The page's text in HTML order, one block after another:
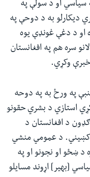
سیاسي او د سولې په
دیکارلو به د دوحې په
او د دغې غونډې یوه
سره هم په افغانستان
وکړي.
په ورځ به په دوحه
استازي د بشري حقونو
د افغانستان د
کښیني. د عمومي منشي
د ښځو او نجونو او په
[بهیر] اړوند مسایلو